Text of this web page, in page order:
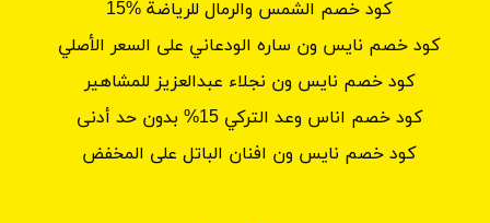
كود خصم الشمس والرمال للرياضة %15
كود خصم نايس ون ساره الودعاني على السعر الأصلي
كود خصم نايس ون نجلاء عبدالعزيز للمشاهير
كود خصم اناس وعد التركي 15% بدون حد أدنى
كود خصم نايس ون افنان الباتل على المخفض